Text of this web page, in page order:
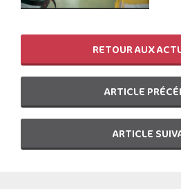
RETOUR AUX
ARTICLE
ARTICLE